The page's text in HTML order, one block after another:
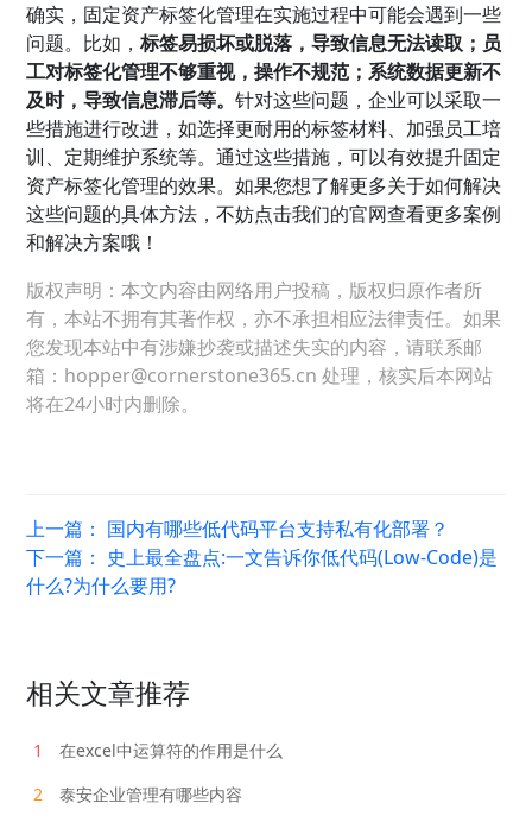
确实，固定资产标签化管理在实施过程中可能会遇到一些
问题。比如，标签易损坏或脱落，导致信息无法读取；员
工对标签化管理不够重视，操作不规范；系统数据更新不
及时，导致信息滞后等。针对这些问题，企业可以采取一
些措施进行改进，如选择更耐用的标签材料、加强员工培
训、定期维护系统等。通过这些措施，可以有效提升固定
资产标签化管理的效果。如果您想了解更多关于如何解决
这些问题的具体方法，不妨点击我们的官网查看更多案例
和解决方案哦！
版权声明：本文内容由网络用户投稿，版权归原作者所
有，本站不拥有其著作权，亦不承担相应法律责任。如果
您发现本站中有涉嫌抄袭或描述失实的内容，请联系邮
箱：hopper@cornerstone365.cn 处理，核实后本网站
将在24小时内删除。
上一篇： 国内有哪些低代码平台支持私有化部署？
下一篇： 史上最全盘点:一文告诉你低代码(Low-Code)是
什么?为什么要用?
相关文章推荐
1
在excel中运算符的作用是什么
2
泰安企业管理有哪些内容